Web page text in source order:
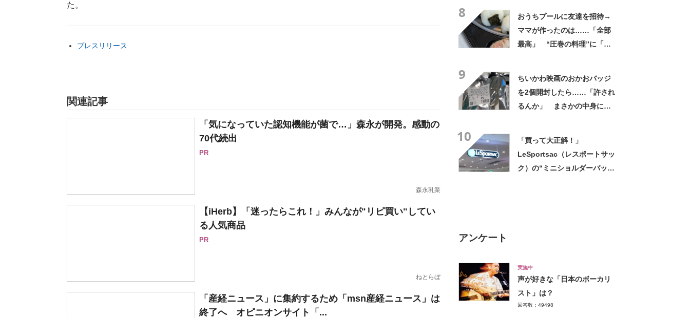
た。
プレスリリース
関連記事
「気になっていた認知機能が菌で…」森永が開発。感動の
70代続出
PR
森永乳業
【iHerb】「迷ったらこれ！」みんなが"リピ買い"してい
る人気商品
PR
ねとらぼ
「産経ニュース」に集約するため「msn産経ニュース」は
終了へ オピニオンサイト「...
8
おうちプールに友達を招待→
ママが作ったのは……「全部
最高」 “圧巻の料理”に「う
9
ちいかわ映画のおかおバッジ
を2個開封したら……「許され
るんか」 まさかの中身に
10
「買って大正解！」
LeSportsac（レスポートサッ
ク）の“ミニショルダーバッ
アンケート
実施中
声が好きな「日本のボーカリ
スト」は？
回答数：49498